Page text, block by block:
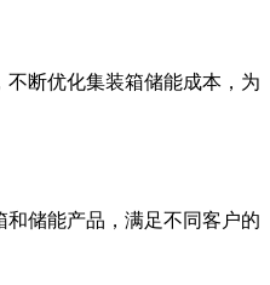
断优化集装箱储能成本，为
储能产品，满足不同客户的